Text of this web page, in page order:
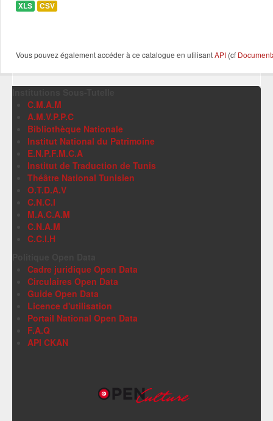
XLS CSV
Vous pouvez également accéder à ce catalogue en utilisantAPI (cf
C.M.A.M
A.M.V.P.P.C
Bibliothèque Nationale
Institut National du Patrimoine
E.N.P.F.M.C.A
Institut de Traduction de Tunis
Théâtre National Tunisien
O.T.D.A.V
C.N.C.I
M.A.C.A.M
C.N.A.M
C.C.I.H
Cadre juridique Open Data
Circulaires Open Data
Guide Open Data
Licence d'utilisation
Portail National Open Data
F.A.Q
API CKAN